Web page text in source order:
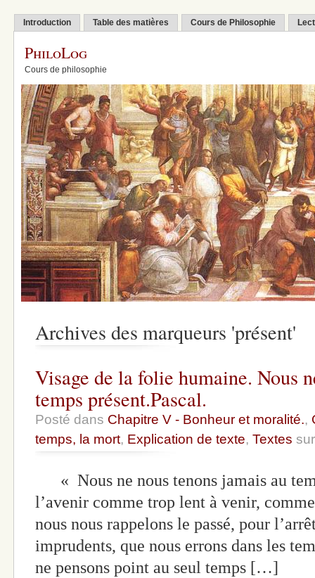
Introduction Table des matières Cours de Philosophie
PhiloLog
Cours de philosophie
Archives des marqueurs 'présent'
Visage de la folie humaine. Nous
temps présent.Pascal.
Posté dans Chapitre V - Bonheur et moralité.,
temps, la mort, Explication de texte, Textes
« Nous ne nous tenons jamais au
l’avenir comme trop lent à venir,
nous nous rappelons le passé, pour
imprudents, que nous errons dans les
ne pensons point au seul temps […]